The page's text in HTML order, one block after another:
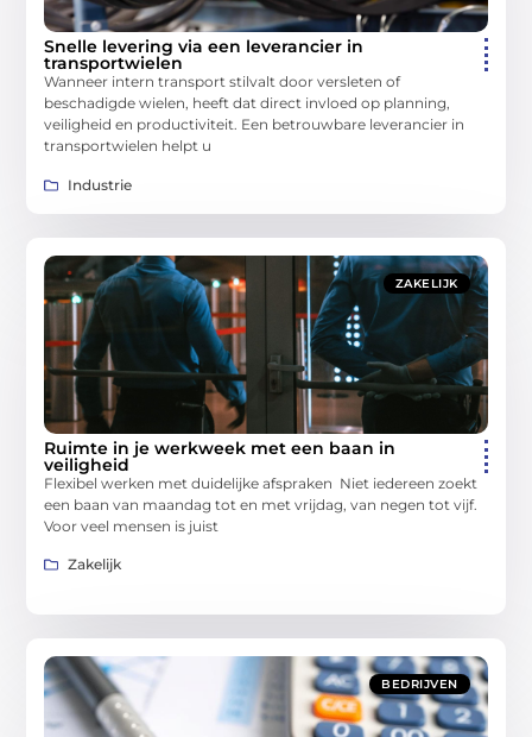
Snelle levering via een leverancier in
transportwielen
Wanneer intern transport stilvalt door versleten of
beschadigde wielen, heeft dat direct invloed op planning,
veiligheid en productiviteit. Een betrouwbare leverancier in
transportwielen helpt u
Industrie
ZAKELIJK
Ruimte in je werkweek met een baan in
veiligheid
Flexibel werken met duidelijke afspraken Niet iedereen zoekt
een baan van maandag tot en met vrijdag, van negen tot vijf.
Voor veel mensen is juist
Zakelijk
BEDRIJVEN